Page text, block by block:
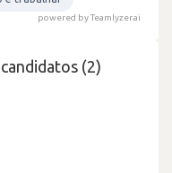
powered by Teamlyzer.ai
(2)